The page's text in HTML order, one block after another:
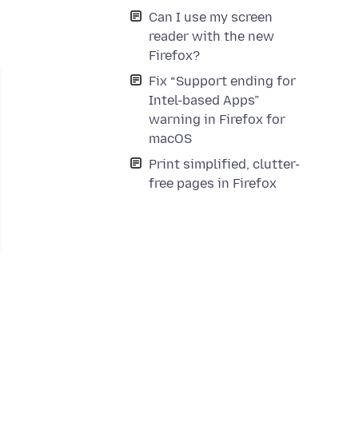
Can I use my screen
reader with the new
Firefox?
Fix “Support ending for
Intel-based Apps”
warning in Firefox for
macOS
Print simplified, clutter-
free pages in Firefox